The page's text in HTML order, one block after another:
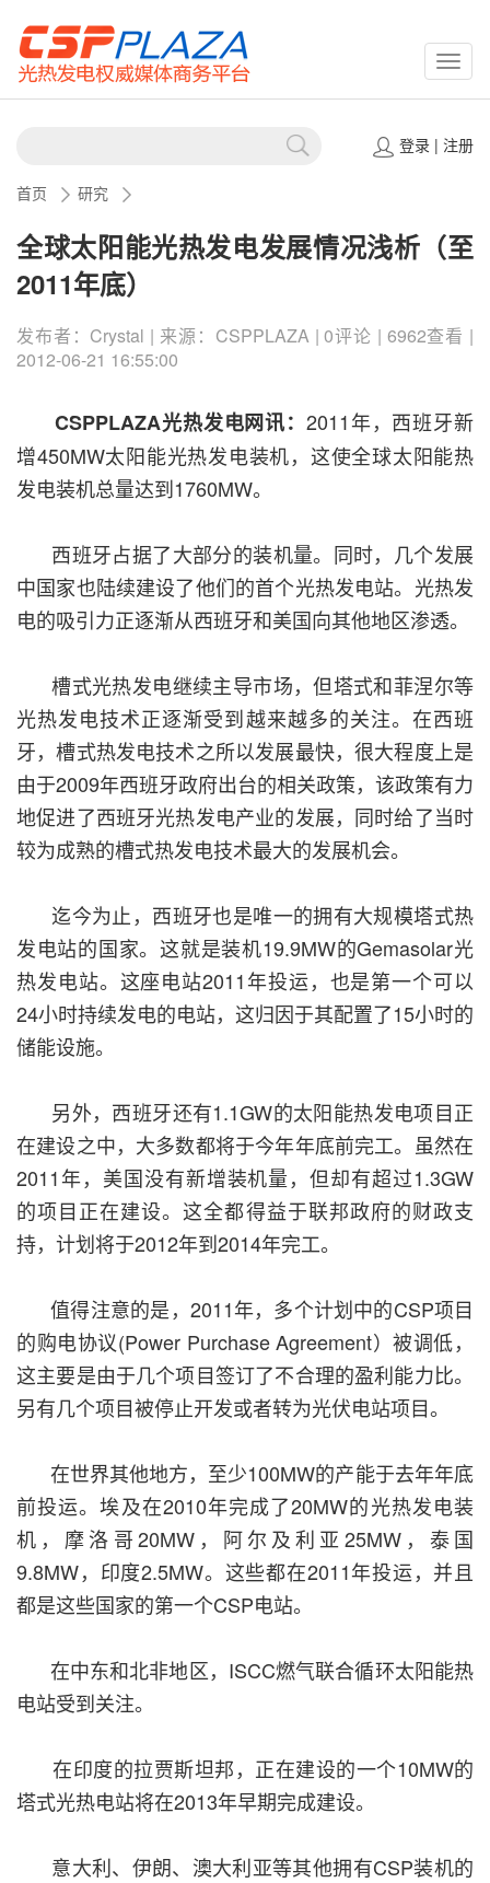
登录| 注册
首页 研究
全球太阳能光热发电发展情况浅析（至
2011年底）
发布者：Crystal | 来源：CSPPLAZA | 0评论 | 6962查看 |
2012-06-21 16:55:00
CSPPLAZA光热发电网讯： 2011年，西班牙新
增450MW太阳能光热发电装机，这使全球太阳能热
发电装机总量达到1760MW。
西班牙占据了大部分的装机量。同时，几个发展
中国家也陆续建设了他们的首个光热发电站。光热发
电的吸引力正逐渐从西班牙和美国向其他地区渗透。
槽式光热发电继续主导市场，但塔式和菲涅尔等
光热发电技术正逐渐受到越来越多的关注。在西班
牙，槽式热发电技术之所以发展最快，很大程度上是
由于2009年西班牙政府出台的相关政策，该政策有力
地促进了西班牙光热发电产业的发展，同时给了当时
较为成熟的槽式热发电技术最大的发展机会。
迄今为止，西班牙也是唯一的拥有大规模塔式热
发电站的国家。这就是装机19.9MW的Gemasolar光
热发电站。这座电站2011年投运，也是第一个可以
24小时持续发电的电站，这归因于其配置了15小时的
储能设施。
另外，西班牙还有1.1GW的太阳能热发电项目正
在建设之中，大多数都将于今年年底前完工。虽然在
2011年，美国没有新增装机量，但却有超过1.3GW
的项目正在建设。这全都得益于联邦政府的财政支
持，计划将于2012年到2014年完工。
值得注意的是，2011年，多个计划中的CSP项目
的购电协议(Power Purchase Agreement）被调低，
这主要是由于几个项目签订了不合理的盈利能力比。
另有几个项目被停止开发或者转为光伏电站项目。
在世界其他地方，至少100MW的产能于去年年底
前投运。埃及在2010年完成了20MW的光热发电装
机，摩洛哥20MW，阿尔及利亚25MW，泰国
9.8MW，印度2.5MW。这些都在2011年投运，并且
都是这些国家的第一个CSP电站。
在中东和北非地区，ISCC燃气联合循环太阳能热
电站受到关注。
在印度的拉贾斯坦邦，正在建设的一个10MW的
塔式光热电站将在2013年早期完成建设。
意大利、伊朗、澳大利亚等其他拥有CSP装机的